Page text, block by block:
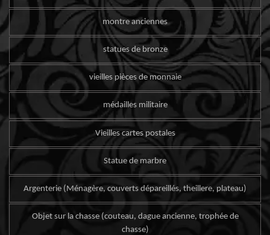
montre anciennes
statues de bronze
vieilles pièces de monnaie
médailles militaire
Vieilles cartes postales
Statue de marbre
Argenterie (Ménagère, couverts dépareillés, theillere, plateau)
Objet sur la chasse (couteau, dague ancienne, trophée de
chasse)